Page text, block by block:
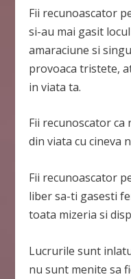
Fii recunoascator
si-au mai gasit
amaraciune si
provoaca tristete,
in viata ta.
Fii recunoscator
din viata cu cineva
Fii recunoascator
liber sa-ti gasesti
toata mizeria si
Lucrurile sunt
nu sunt menite sa